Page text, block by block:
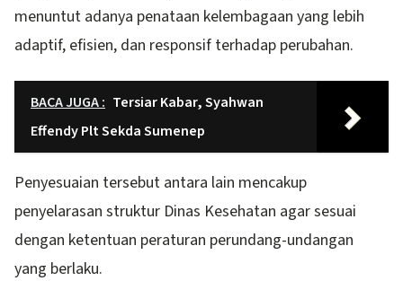
menuntut adanya penataan kelembagaan yang lebih
adaptif, efisien, dan responsif terhadap perubahan.
BACA JUGA : Tersiar Kabar, Syahwan
Effendy Plt Sekda Sumenep
Penyesuaian tersebut antara lain mencakup
penyelarasan struktur Dinas Kesehatan agar sesuai
dengan ketentuan peraturan perundang-undangan
yang berlaku.